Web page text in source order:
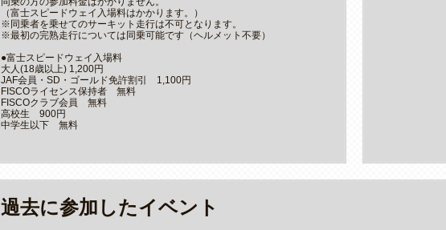
（富士スピードウェイ入場料はかかります。）
※同乗者を乗せてのサーキット走行は不可となります。
※最初の完熟走行については同乗可能です（ヘルメット不要）
●富士スピードウェイ入場料
大人(18歳以上) 1,200円
JAF会員・SD・ゴールド免許割引 1,100円
FISCOライセンス保持者 無料
FISCOクラブ会員 無料
高校生 900円
中学生以下 無料
過去に参加したイベント